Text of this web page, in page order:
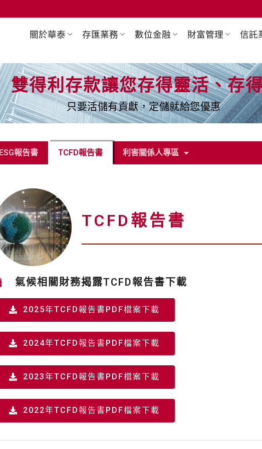
關於華泰 存匯業務 數位金融 財富管理 信託
雙得利存款讓您存得靈活、存
只要活儲有貢獻，定儲就給您優惠
ESG報告書 TCFD報告書 利害關係人專區
TCFD報告書
氣候相關財務揭露TCFD報告書下載
2025年TCFD報告書PDF檔案下載
新
視
窗）
2024年TCFD報告書PDF檔案下載
新
視
窗）
2023年TCFD報告書PDF檔案下載
新
視
窗）
2022年TCFD報告書PDF檔案下載
視